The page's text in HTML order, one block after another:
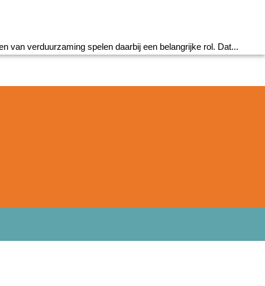
van verduurzaming spelen daarbij een belangrijke rol. Dat...